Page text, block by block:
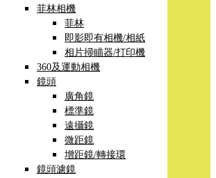
菲林相機
菲林
即影即有相機/相紙
相片掃瞄器/打印機
360及運動相機
鏡頭
廣角鏡
標準鏡
遠攝鏡
微距鏡
增距鏡/轉接環
鏡頭濾鏡